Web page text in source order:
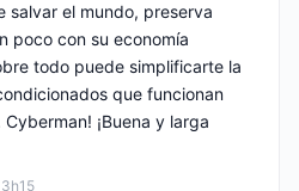
salvar el mundo, preserva
poco con su economía
todo puede simplificarte la
que funcionan
¡Buena y larga